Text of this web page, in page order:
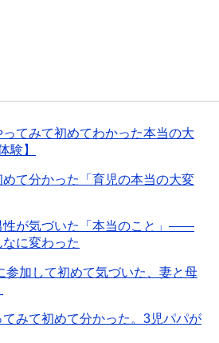
てみて初めてわかった本当の大
験】
て分かった「育児の本当の大変
性が気づいた「本当のこと」——
に変わった
参加して初めて気づいた、妻と母
みて初めて分かった。3児パパが